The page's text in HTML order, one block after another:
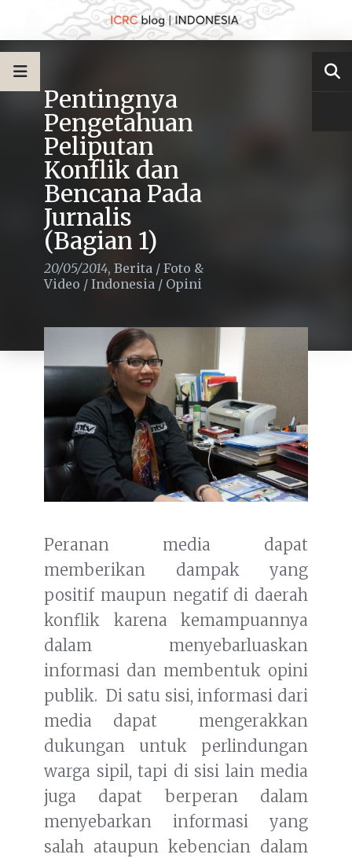
Pentingnya
Pengetahuan
Peliputan
Konflik dan
Bencana Pada
Jurnalis
(Bagian 1)
20/05/2014, Berita / Foto &
Video / Indonesia / Opini
Peranan media dapat
memberikan dampak yang
positif maupun negatif di daerah
konflik karena kemampuannya
dalam menyebarluaskan
informasi dan membentuk opini
publik. Di satu sisi, informasi dari
media dapat mengerakkan
dukungan untuk perlindungan
warga sipil, tapi di sisi lain media
juga dapat berperan dalam
menyebarkan informasi yang
salah ataupun kebencian dalam